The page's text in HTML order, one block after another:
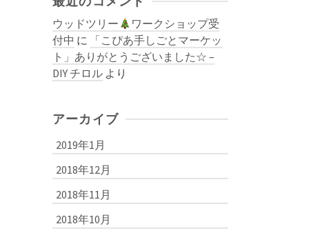
ウッドツリー
ワークショップ受
付中 に
「こぴあ手しごとマーケッ
ト」ありがとうございました☆ –
DIY チロル より
アーカイブ
2019年1月
2018年12月
2018年11月
2018年10月